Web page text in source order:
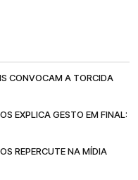
CONVOCAM A TORCIDA
EXPLICA GESTO EM FINAL:
REPERCUTE NA MÍDIA